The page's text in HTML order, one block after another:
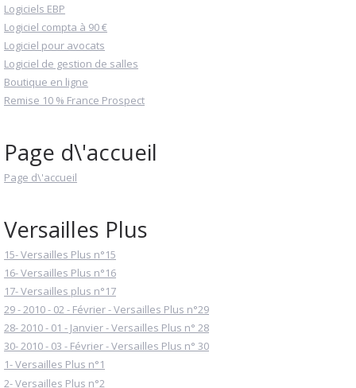
Logiciels EBP
Logiciel compta à 90 €
Logiciel pour avocats
Logiciel de gestion de salles
Boutique en ligne
Remise 10 % France Prospect
Page d\'accueil
Page d\'accueil
Versailles Plus
15- Versailles Plus n°15
16- Versailles Plus n°16
17- Versailles plus n°17
29 - 2010 - 02 - Février - Versailles Plus n°29
28- 2010 - 01 - Janvier - Versailles Plus n° 28
30- 2010 - 03 - Février - Versailles Plus n° 30
1- Versailles Plus n°1
2- Versailles Plus n°2